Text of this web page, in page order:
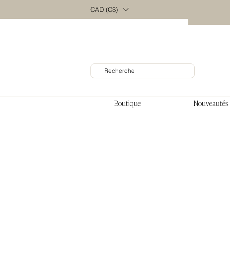
CAD (C$)
Boutique Nouveautés